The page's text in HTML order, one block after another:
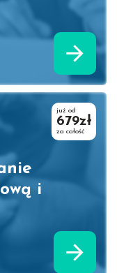
już od
679zł
za całość
i